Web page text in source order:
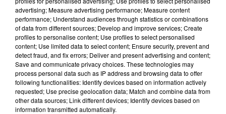
Afin de tester la viabilité réelle de son invention, l’étudiant
prévoit de vivre dans l’une de ses maisons modulaires
pendant une année complète à partir de mai 2026. Ce test
sur une période couvrant toutes les saisons lui permettra de
repérer des défauts, d’optimiser la conception et de renforcer
la résistance climatique du prototype avant d’engager une
production à plus grande échelle.
advertising; Measure advertising performance; Measure content
performance; Understand audiences through statistics or combinations
of data from different sources; Develop and improve services; Create
profiles to personalise content; Use profiles to select personalised
content; Use limited data to select content; Ensure security, prevent and
detect fraud, and fix errors; Deliver and present advertising and content;
Save and communicate privacy choices. These technologies may
process personal data such as IP address and browsing data to offer
following functionalities: Identify devices based on information actively
requested; Use precise geolocation data; Match and combine data from
other data sources; Link different devices; Identify devices based on
information transmitted automatically.